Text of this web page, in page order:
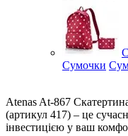
Сумочки
Atenas At-867
(артикул 417) – це
інвестицією у ваш